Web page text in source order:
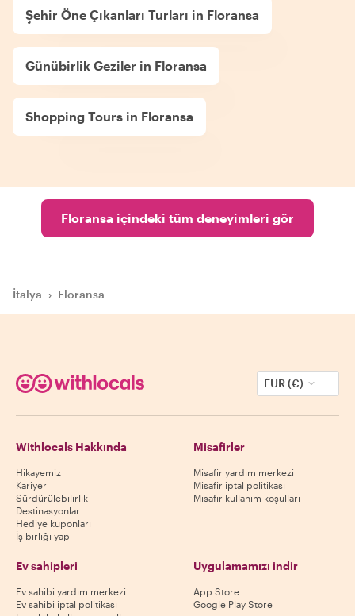
Şehir Öne Çıkanları Turları in Floransa
Günübirlik Geziler in Floransa
Shopping Tours in Floransa
Floransa içindeki tüm deneyimleri gör
İtalya › Floransa
EUR (€)
Withlocals Hakkında
Hikayemiz
Kariyer
Sürdürülebilirlik
Destinasyonlar
Hediye kuponları
İş birliği yap
Misafirler
Misafir yardım merkezi
Misafir iptal politikası
Misafir kullanım koşulları
Ev sahipleri
Ev sahibi yardım merkezi
Ev sahibi iptal politikası
Uygulamamızı indir
App Store
Google Play Store